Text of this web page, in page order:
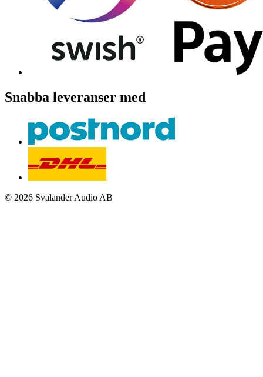
Snabba leveranser med
© 2026 Svalander Audio AB